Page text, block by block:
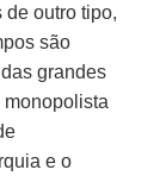
de outro tipo,
são
grandes
e o